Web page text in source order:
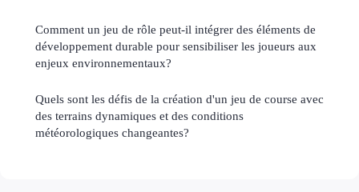
Comment un jeu de rôle peut-il intégrer des éléments de
développement durable pour sensibiliser les joueurs aux
enjeux environnementaux?
Quels sont les défis de la création d'un jeu de course avec
des terrains dynamiques et des conditions
météorologiques changeantes?